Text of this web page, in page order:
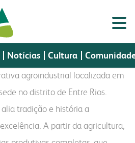
Notícias Cultura
negócios cultura
animal
Assistência
Portal do
Colaborador
do
agroindustrial localizada em
no distrito de Entre Rios.
tradição e história a
A partir da agricultura,